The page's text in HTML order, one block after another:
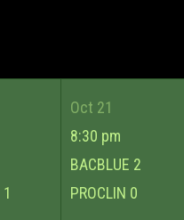
1
Oct 21
8:30 pm
BACBLUE 2
PROCLIN 0